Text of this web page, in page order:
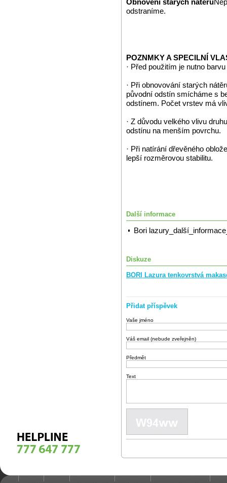
Obnovení starých nátěrů
odstraníme.
POZNMKY A SPECILNÍ
· Před použitím je nutno
· Při obnovování starých
původní odstín smícháme s
odstínem. Počet vrstev má
· Z důvodu velkého vlivu
odstínu na menším povrchu.
· Při natírání dřevěného
lepší rozměrovou stabilitu.
Další informace
Bori
Diskuze
BORI Lazura tenkovrstvá
Přidat příspěvek
Vaše jméno
Váš email (nebude zveřejněn)
Předmět
Text